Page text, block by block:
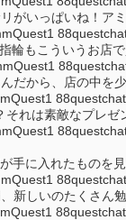
がいっぱいね！ア
輪もこういうお店
だから、店の中を
それは素敵なプレ
手に入れたものを
新しいのたくさん